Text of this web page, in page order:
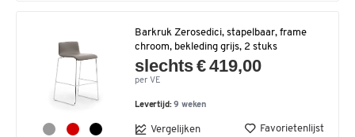
Barkruk Zerosedici, stapelbaar, frame
chroom, bekleding grijs, 2 stuks
slechts € 419,00
per VE
Levertijd:9 weken
Vergelijken Favorietenlijst